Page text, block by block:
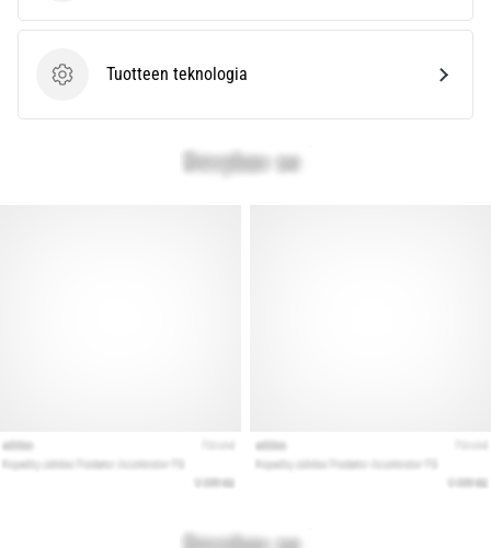
Tuotteen teknologia
Tuotteen teknologia